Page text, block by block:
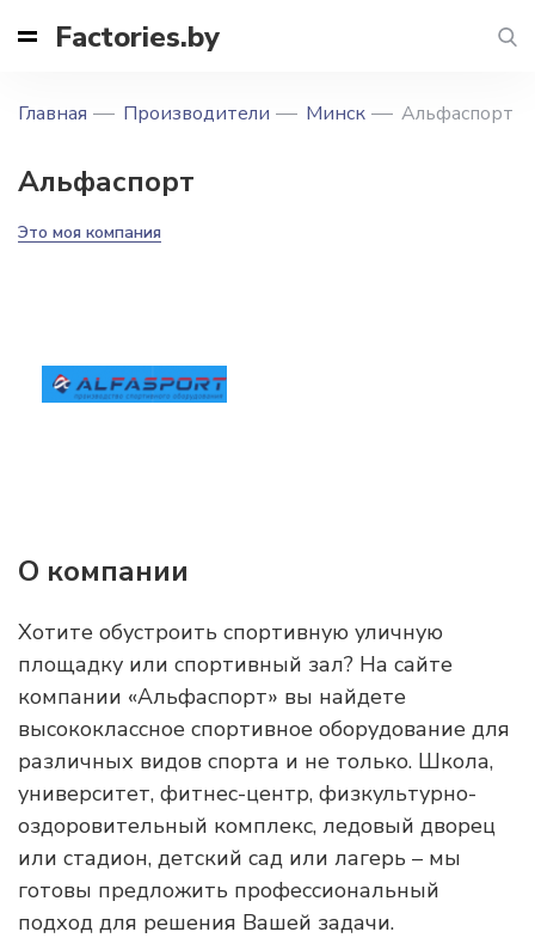
Factories.by
Главная Производители Минск Альфаспорт
Альфаспорт
Это моя компания
О компании
Хотите обустроить спортивную уличную
площадку или спортивный зал? На сайте
компании «Альфаспорт» вы найдете
высококлассное спортивное оборудование для
различных видов спорта и не только. Школа,
университет, фитнес-центр, физкультурно-
оздоровительный комплекс, ледовый дворец
или стадион, детский сад или лагерь – мы
готовы предложить профессиональный
подход для решения Вашей задачи.